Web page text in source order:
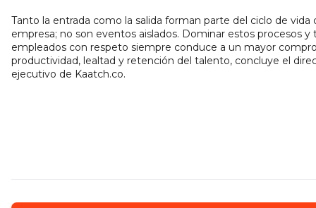
Tanto la entrada como la salida forman parte del ciclo de vida
empresa; no son eventos aislados. Dominar estos procesos y
empleados con respeto siempre conduce a un mayor
productividad, lealtad y retención del talento, concluye el
ejecutivo de Kaatch.co.